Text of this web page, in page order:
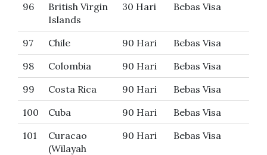
96
British Virgin
Islands
30 Hari Bebas Visa
97 Chile 90 Hari
Bebas Visa
98
Colombia 90 Hari
Bebas Visa
99
Costa Rica 90 Hari
Bebas Visa
100
Cuba 90 Hari
Bebas Visa
101
Curacao
(Wilayah
90 Hari Bebas Visa